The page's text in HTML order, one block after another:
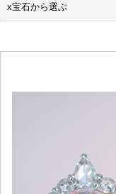
x宝石から選ぶ